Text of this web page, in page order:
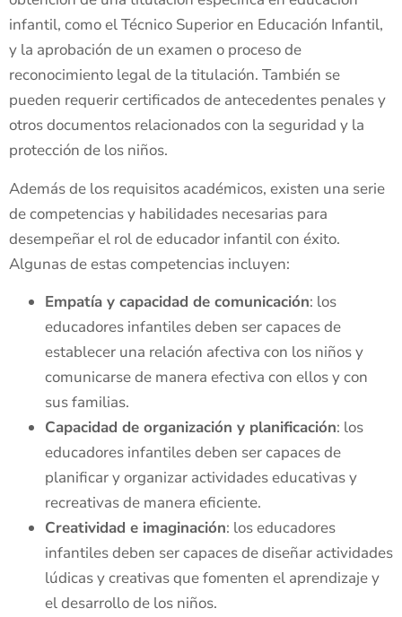
infantil, como el Técnico Superior en Educación Infantil,
y la aprobación de un examen o proceso de
reconocimiento legal de la titulación. También se
pueden requerir certificados de antecedentes penales y
otros documentos relacionados con la seguridad y la
protección de los niños.
Además de los requisitos académicos, existen una serie
de competencias y habilidades necesarias para
desempeñar el rol de educador infantil con éxito.
Algunas de estas competencias incluyen:
Empatía y capacidad de comunicación: los
educadores infantiles deben ser capaces de
establecer una relación afectiva con los niños y
comunicarse de manera efectiva con ellos y con
sus familias.
Capacidad de organización y planificación: los
educadores infantiles deben ser capaces de
planificar y organizar actividades educativas y
recreativas de manera eficiente.
Creatividad e imaginación: los educadores
infantiles deben ser capaces de diseñar actividades
lúdicas y creativas que fomenten el aprendizaje y
el desarrollo de los niños.